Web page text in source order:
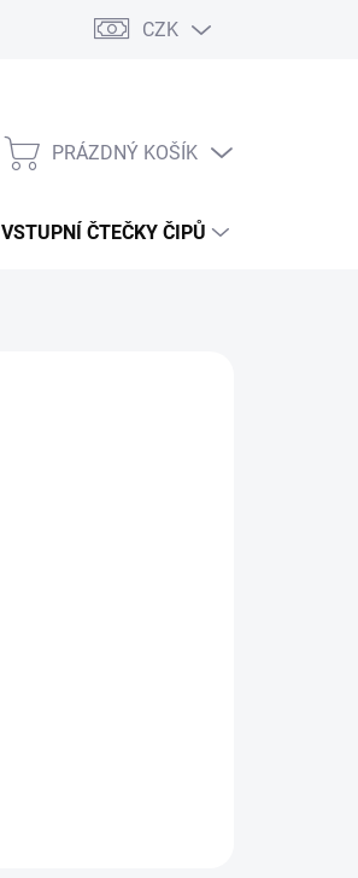
CZK
NÁKUPNÍ
PRÁZDNÝ KOŠÍK
VSTUPNÍ ČTEČKY ČIPŮ